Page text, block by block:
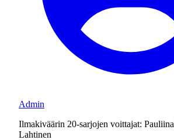
Admin
Ilmakiväärin 20-sarjojen voittajat:
Lahtinen